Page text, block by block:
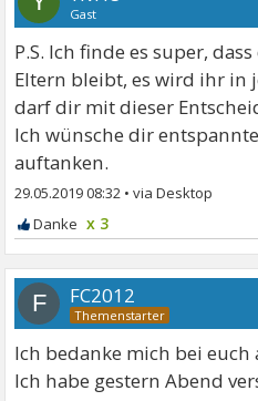
Gast
P.S. Ich finde es super,
Eltern bleibt, es wird ihr in
darf dir mit dieser
Ich wünsche dir
auftanken.
29.05.2019 08:32 •
x 3
F FC2012
Ich bedanke mich bei
Ich habe gestern Abend